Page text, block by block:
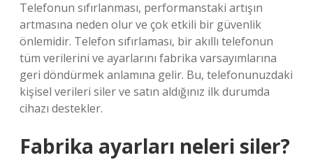
Telefonun sıfırlanması, performanstaki artışın
artmasına neden olur ve çok etkili bir güvenlik
önlemidir. Telefon sıfırlaması, bir akıllı telefonun
tüm verilerini ve ayarlarını fabrika varsayımlarına
geri döndürmek anlamına gelir. Bu, telefonunuzdaki
kişisel verileri siler ve satın aldığınız ilk durumda
cihazı destekler.
Fabrika ayarları neleri siler?